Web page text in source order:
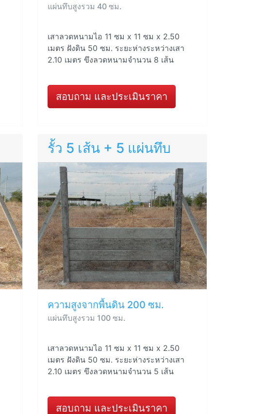
แผ่นทึบสูงรวม 40 ซม.
เสาลวดหนามไอ 11 ซม x 11 ซม x 2.50
เมตร ฝังดิน 50 ซม. ระยะห่างระหว่างเสา
2.10 เมตร ขึงลวดหนามจำนวน 8 เส้น
สอบถาม และประเมินราคา
รั้ว 5 เส้น + 5 แผ่นทึบ
ความสูงจากพื้นดิน 200 ซม.
แผ่นทึบสูงรวม 100 ซม.
เสาลวดหนามไอ 11 ซม x 11 ซม x 2.50
เมตร ฝังดิน 50 ซม. ระยะห่างระหว่างเสา
2.10 เมตร ขึงลวดหนามจำนวน 5 เส้น
สอบถาม และประเมินราคา